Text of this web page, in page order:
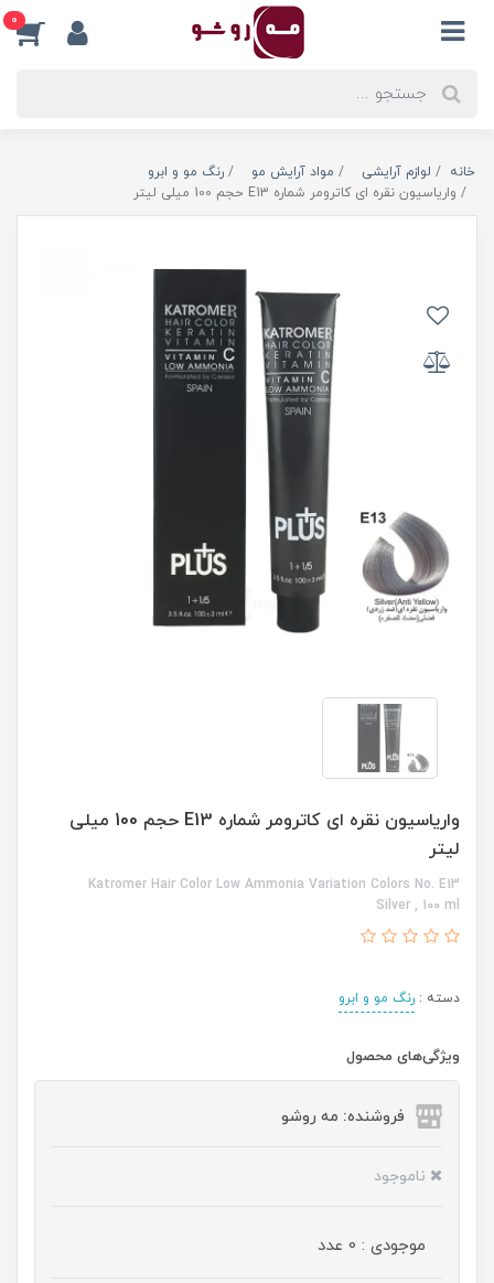
0
خانه لوازم آرایشی مواد آرایش مو
رنگ مو و ابرو
واریاسیون نقره ای کاترومر شماره E13 حجم 100 میلی لیتر
واریاسیون نقره ای کاترومر شماره E13 حجم 100 میلی
لیتر
Katromer Hair Color Low Ammonia Variation Colors No. E13
Silver , 100 ml
دسته : رنگ مو و ابرو
ویژگی‌های محصول
فروشنده: مه رو‌شو
ناموجود
موجودی : 0 عدد